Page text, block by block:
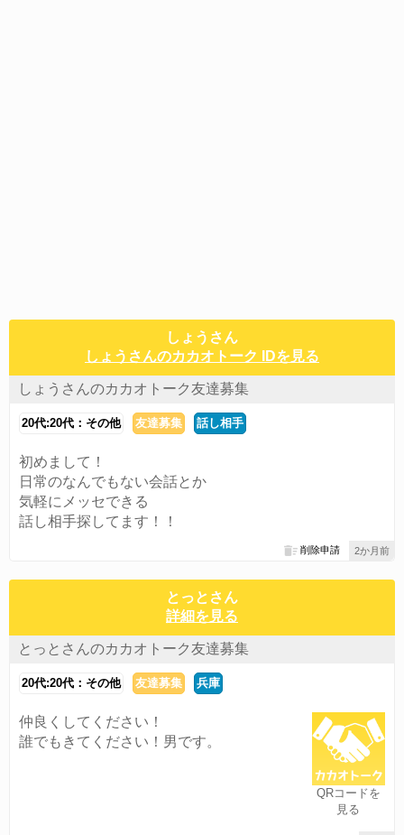
しょうさん
しょうさんのカカオトーク IDを見る
しょうさんのカカオトーク友達募集
20代:20代：その他 友達募集 話し相手
初めまして！
日常のなんでもない会話とか
気軽にメッセできる
話し相手探してます！！
2か月前
削除申請
とっとさん
詳細を見る
とっとさんのカカオトーク友達募集
20代:20代：その他 友達募集 兵庫
QRコードを
見る
仲良くしてください！
誰でもきてください！男です。